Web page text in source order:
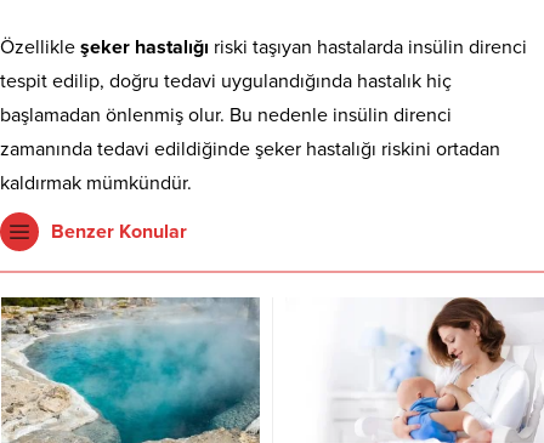
Özellikle şeker hastalığı riski taşıyan hastalarda insülin direnci
tespit edilip, doğru tedavi uygulandığında hastalık hiç
başlamadan önlenmiş olur. Bu nedenle insülin direnci
zamanında tedavi edildiğinde şeker hastalığı riskini ortadan
kaldırmak mümkündür.
Benzer Konular